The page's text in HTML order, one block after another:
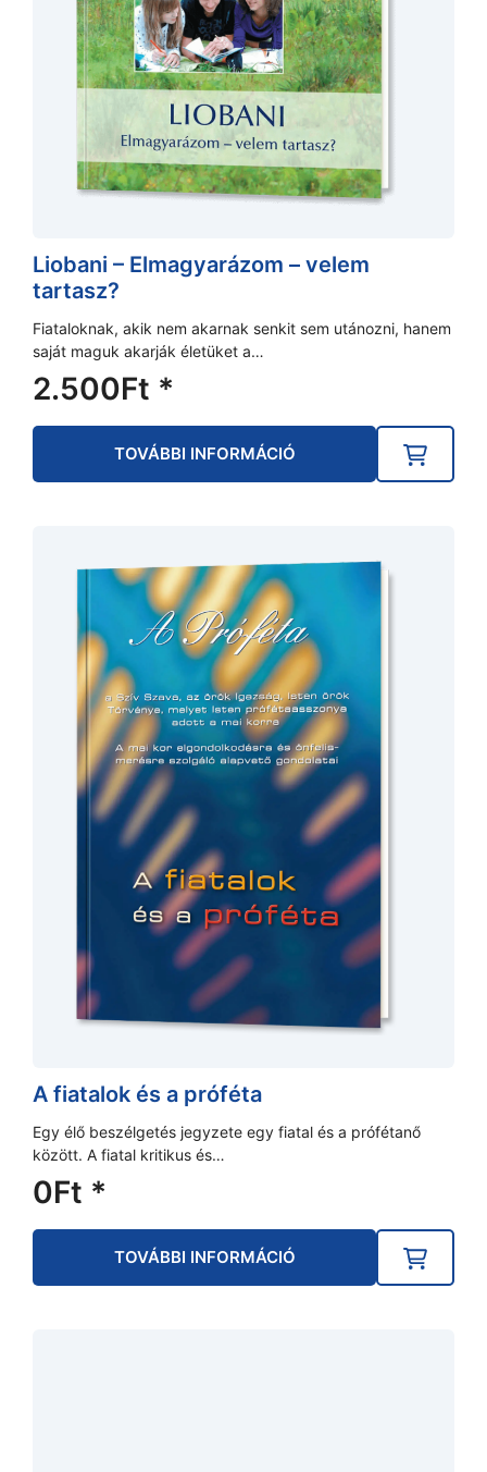
Liobani – Elmagyarázom – velem
tartasz?
Fiataloknak, akik nem akarnak senkit sem utánozni, hanem
saját maguk akarják életüket a…
2.500Ft *
TOVÁBBI INFORMÁCIÓ
A fiatalok és a próféta
Egy élő beszélgetés jegyzete egy fiatal és a prófétanő
között. A fiatal kritikus és…
0Ft *
TOVÁBBI INFORMÁCIÓ